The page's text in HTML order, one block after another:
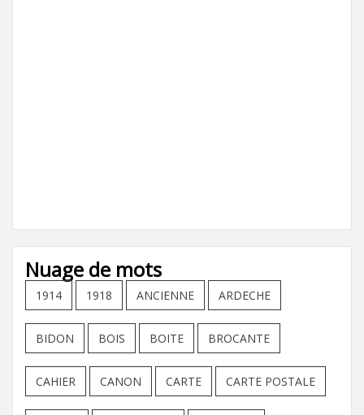
Nuage de mots
1914 1918 ANCIENNE ARDECHE
BIDON BOIS BOITE BROCANTE
CAHIER CANON CARTE CARTE POSTALE